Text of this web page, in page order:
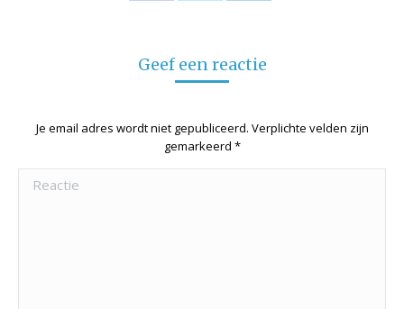
Geef een reactie
Je email adres wordt niet gepubliceerd. Verplichte velden zijn
gemarkeerd *
Reactie